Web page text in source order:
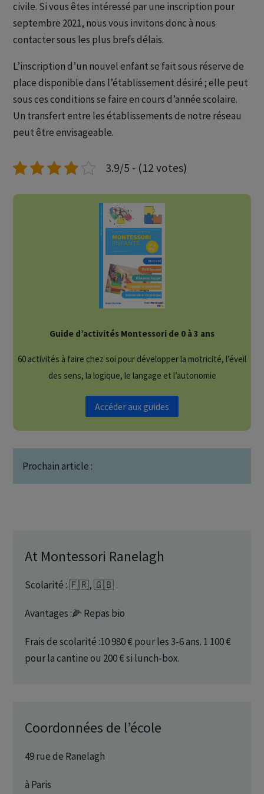
civile. Si vous êtes intéressé par une inscription pour
septembre 2021, nous vous invitons donc à nous
contacter sous les plus brefs délais.
L’inscription d’un nouvel enfant se fait sous réserve de
place disponible dans l’établissement désiré ; elle peut
sous ces conditions se faire en cours d’année scolaire.
Un transfert entre les établissements de notre réseau
peut être envisageable.
3.9/5 - (12 votes)
Guide d’activités Montessori de 0 à 3 ans
60 activités à faire chez soi pour développer la motricité, l’éveil
des sens, la logique, le langage et l’autonomie
Accéder aux guides
Prochain article :
At Montessori Ranelagh
Scolarité : 🇫🇷, 🇬🇧
Avantages :🌽 Repas bio
Frais de scolarité :10 980 € pour les 3-6 ans. 1 100 €
pour la cantine ou 200 € si lunch-box.
Coordonnées de l’école
49 rue de Ranelagh
à Paris